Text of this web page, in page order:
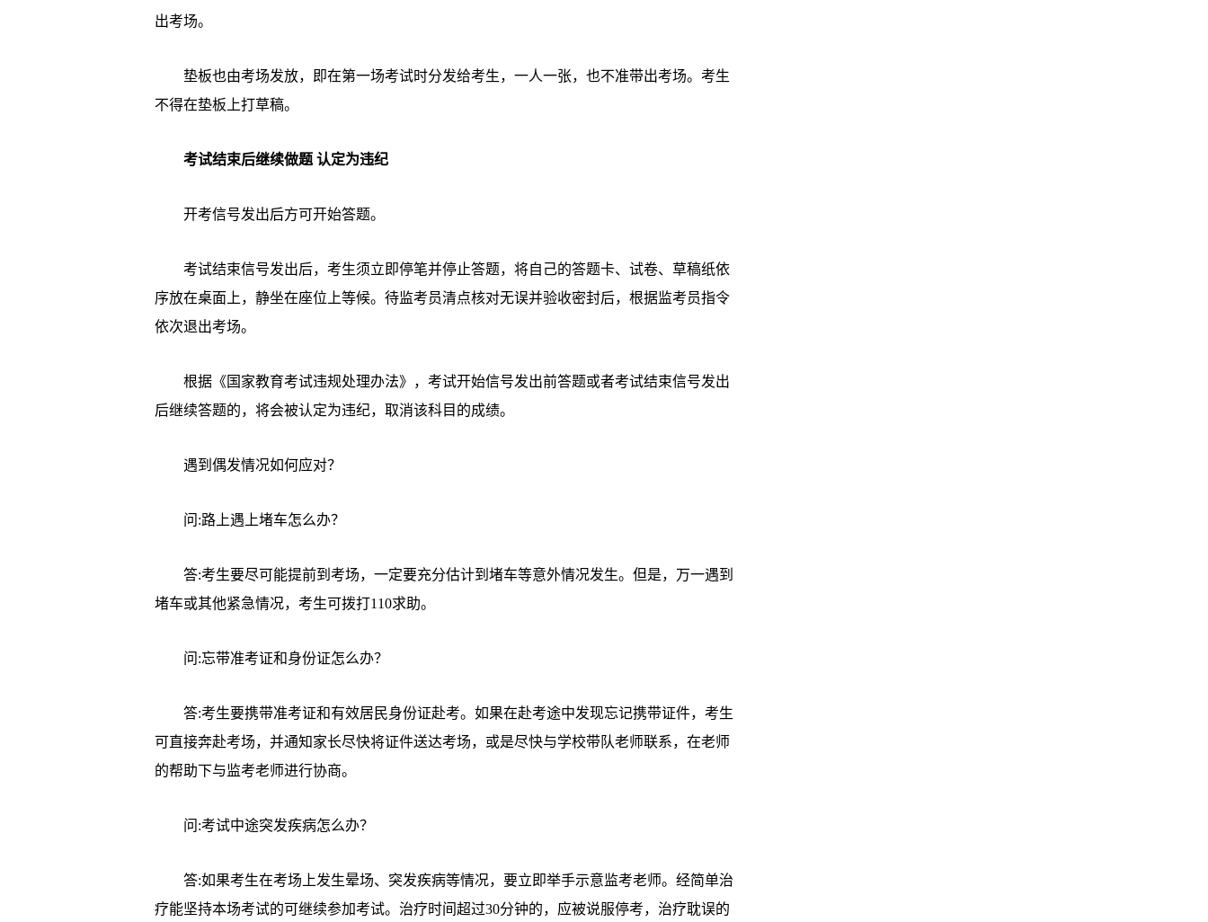
出考场。
垫板也由考场发放，即在第一场考试时分发给考生，一人一张，也不准带出考场。考生
不得在垫板上打草稿。
考试结束后继续做题 认定为违纪
开考信号发出后方可开始答题。
考试结束信号发出后，考生须立即停笔并停止答题，将自己的答题卡、试卷、草稿纸依
序放在桌面上，静坐在座位上等候。待监考员清点核对无误并验收密封后，根据监考员指令
依次退出考场。
根据《国家教育考试违规处理办法》，考试开始信号发出前答题或者考试结束信号发出
后继续答题的，将会被认定为违纪，取消该科目的成绩。
遇到偶发情况如何应对？
问:路上遇上堵车怎么办？
答:考生要尽可能提前到考场，一定要充分估计到堵车等意外情况发生。但是，万一遇到
堵车或其他紧急情况，考生可拨打110求助。
问:忘带准考证和身份证怎么办？
答:考生要携带准考证和有效居民身份证赴考。如果在赴考途中发现忘记携带证件，考生
可直接奔赴考场，并通知家长尽快将证件送达考场，或是尽快与学校带队老师联系，在老师
的帮助下与监考老师进行协商。
问:考试中途突发疾病怎么办？
答:如果考生在考场上发生晕场、突发疾病等情况，要立即举手示意监考老师。经简单治
疗能坚持本场考试的可继续参加考试。治疗时间超过30分钟的，应被说服停考，治疗耽误的